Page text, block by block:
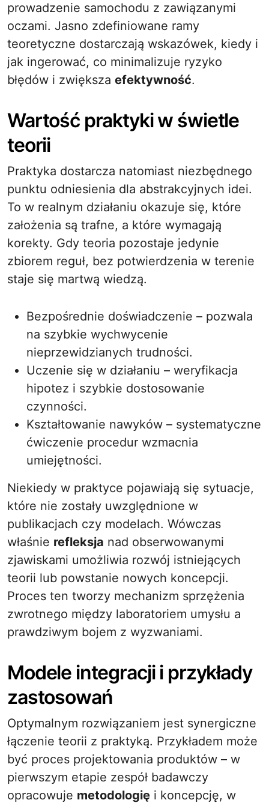
prowadzenie samochodu z zawiązanymi
oczami. Jasno zdefiniowane ramy
teoretyczne dostarczają wskazówek, kiedy i
jak ingerować, co minimalizuje ryzyko
błędów i zwiększa efektywność.
Wartość praktyki w świetle
teorii
Praktyka dostarcza natomiast niezbędnego
punktu odniesienia dla abstrakcyjnych idei.
To w realnym działaniu okazuje się, które
założenia są trafne, a które wymagają
korekty. Gdy teoria pozostaje jedynie
zbiorem reguł, bez potwierdzenia w terenie
staje się martwą wiedzą.
Bezpośrednie doświadczenie – pozwala
na szybkie wychwycenie
nieprzewidzianych trudności.
Uczenie się w działaniu – weryfikacja
hipotez i szybkie dostosowanie
czynności.
Kształtowanie nawyków – systematyczne
ćwiczenie procedur wzmacnia
umiejętności.
Niekiedy w praktyce pojawiają się sytuacje,
które nie zostały uwzględnione w
publikacjach czy modelach. Wówczas
właśnie refleksja nad obserwowanymi
zjawiskami umożliwia rozwój istniejących
teorii lub powstanie nowych koncepcji.
Proces ten tworzy mechanizm sprzężenia
zwrotnego między laboratoriem umysłu a
prawdziwym bojem z wyzwaniami.
Modele integracji i przykłady
zastosowań
Optymalnym rozwiązaniem jest synergiczne
łączenie teorii z praktyką. Przykładem może
być proces projektowania produktów – w
pierwszym etapie zespół badawczy
opracowuje metodologię i koncepcję, w